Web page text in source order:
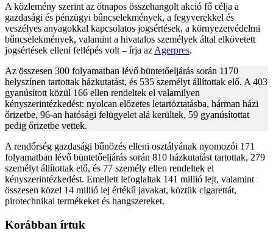
A közlemény szerint az ötnapos összehangolt akció fő célja a
gazdasági és pénzügyi bűncselekmények, a fegyverekkel és
veszélyes anyagokkal kapcsolatos jogsértések, a környezetvédelmi
bűncselekmények, valamint a hivatalos személyek által elkövetett
jogsértések elleni fellépés volt – írja azAgerpres.
Az összesen 300 folyamatban lévő büntetőeljárás során 1170
helyszínen tartottak házkutatást, és 535 személyt állítottak elő. A 403
gyanúsított közül 166 ellen rendeltek el valamilyen
kényszerintézkedést: nyolcan előzetes letartóztatásba, hárman házi
őrizetbe, 96-an hatósági felügyelet alá kerültek, 59 gyanúsítottat
pedig őrizetbe vettek.
A rendőrség gazdasági bűnözés elleni osztályának nyomozói 171
folyamatban lévő büntetőeljárás során 810 házkutatást tartottak, 279
személyt állítottak elő, és 77 személy ellen rendeltek el
kényszerintézkedést. Emellett lefoglaltak 141 millió lejt, valamint
összesen közel 14 millió lej értékű javakat, köztük cigarettát,
pirotechnikai termékeket és hangszereket.
Korábban írtuk